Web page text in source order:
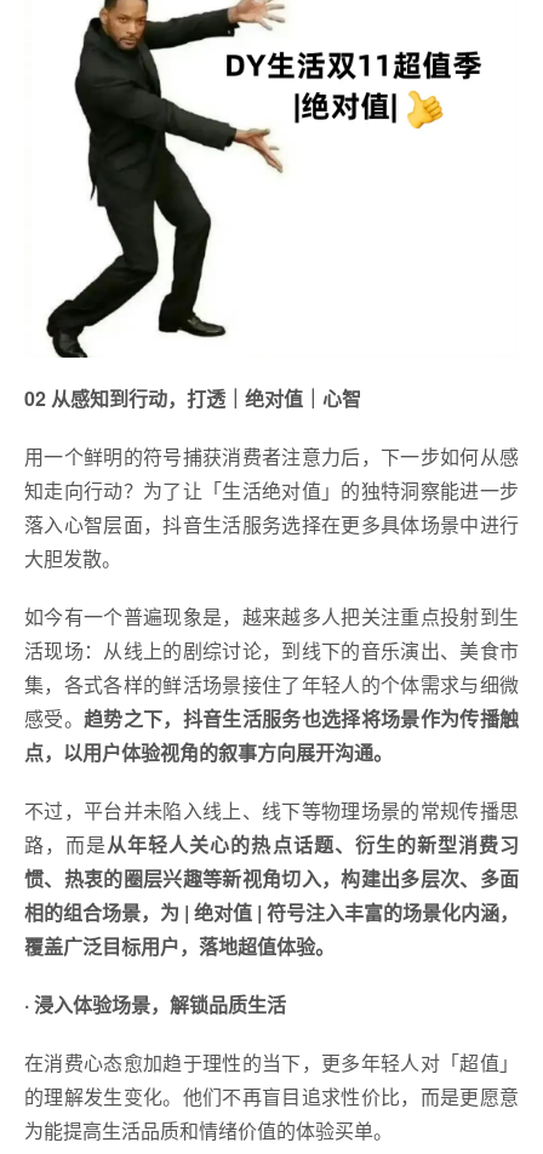
02 从感知到行动，打透｜绝对值｜心智
用一个鲜明的符号捕获消费者注意力后，下一步如何从感
知走向行动？为了让「生活绝对值」的独特洞察能进一步
落入心智层面，抖音生活服务选择在更多具体场景中进行
大胆发散。
如今有一个普遍现象是，越来越多人把关注重点投射到生
活现场：从线上的剧综讨论，到线下的音乐演出、美食市
集，各式各样的鲜活场景接住了年轻人的个体需求与细微
感受。 趋势之下，抖音生活服务也选择将场景作为传播触
点，以用户体验视角的叙事方向展开沟通。
不过，平台并未陷入线上、线下等物理场景的常规传播思
路，而是从年轻人关心的热点话题、衍生的新型消费习
惯、热衷的圈层兴趣等新视角切入，构建出多层次、多面
相的组合场景，为 | 绝对值 | 符号注入丰富的场景化内涵，
覆盖广泛目标用户，落地超值体验。
· 浸入体验场景，解锁品质生活
在消费心态愈加趋于理性的当下，更多年轻人对「超值」
的理解发生变化。他们不再盲目追求性价比，而是更愿意
为能提高生活品质和情绪价值的体验买单。